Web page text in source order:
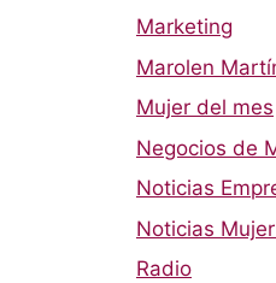
Marketing
Marolen
Mujer del mes
Negocios de
Noticias
Noticias
Radio